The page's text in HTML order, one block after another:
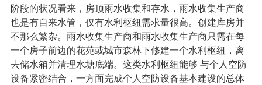
阶段的状况看来，房顶雨水收集和存水，雨水收集生产商
也是有自来水管，仅有水利枢纽需求量很高。创建库房并
不那么繁杂。雨水收集生产商和雨水收集生产商只需在每
一个房子前边的花苑或城市森林下修建一个水利枢纽，离
去储水箱并清理水塘底端。这类水利枢纽能够 与个人空防
设备紧密结合，一方面完成个人空防设备基本建设的总体